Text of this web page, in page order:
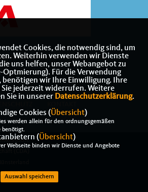
Bezirksverbandes Münsterland
(CDA)
Cookies, die notwendig sind, um
Weiterhin verwenden wir Dienste
uns helfen, unser Webangebot zu
Optmierung). Für die Verwendung
wir Ihre Einwilligung. Ihre
jederzeit widerrufen. Weitere
Sie in unserer Datenschutzerklärung.
Cookies (Übersicht)
werden allein für den ordnungsgemäßen
benötigt.
(Übersicht)
Webseite binden wir Dienste und Angebote
Auswahl speichern